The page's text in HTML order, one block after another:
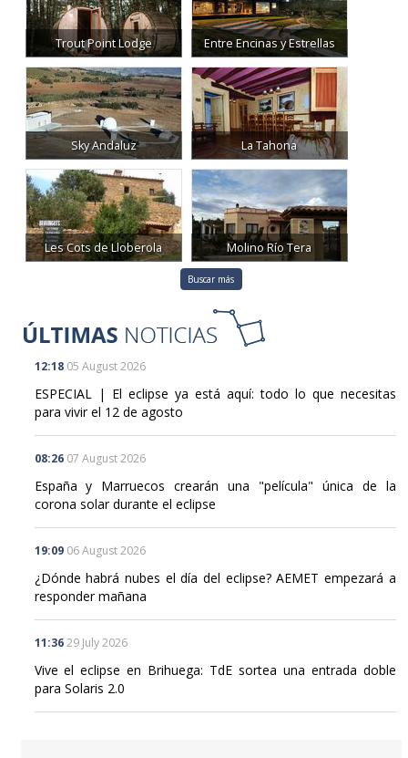
Trout Point Lodge Entre Encinas y Estrellas
Sky Andaluz La Tahona
Les Cots de Lloberola Molino Río Tera
Buscar más
05 August 2026
ESPECIAL | El eclipse ya está aquí: todo lo que necesitas
para vivir el 12 de agosto
07 August 2026
España y Marruecos crearán una "película" única de la
corona solar durante el eclipse
06 August 2026
¿Dónde habrá nubes el día del eclipse? AEMET empezará a
responder mañana
29 July 2026
Vive el eclipse en Brihuega: TdE sortea una entrada doble
para Solaris 2.0